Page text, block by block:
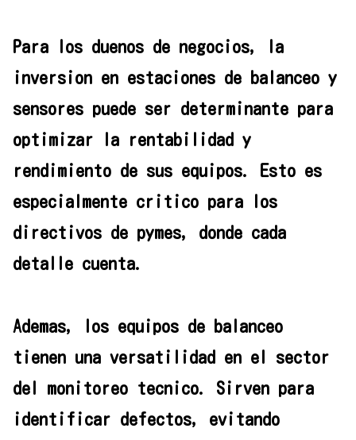
Para los duenos de negocios, la
inversion en estaciones de balanceo y
sensores puede ser determinante para
optimizar la rentabilidad y
rendimiento de sus equipos. Esto es
especialmente critico para los
directivos de pymes, donde cada
detalle cuenta.
Ademas, los equipos de balanceo
tienen una versatilidad en el sector
del monitoreo tecnico. Sirven para
identificar defectos, evitando